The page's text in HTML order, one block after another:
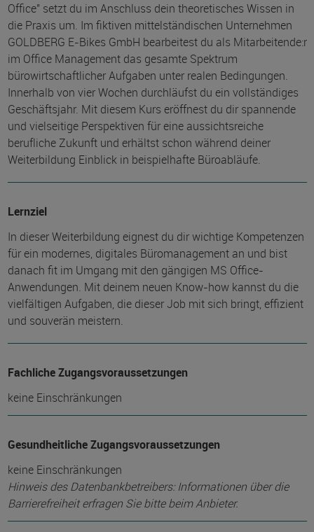
Office" setzt du im Anschluss dein theoretisches Wissen in
die Praxis um. Im fiktiven mittelständischen Unternehmen
GOLDBERG E-Bikes GmbH bearbeitest du als Mitarbeitende:r
im Office Management das gesamte Spektrum
bürowirtschaftlicher Aufgaben unter realen Bedingungen.
Innerhalb von vier Wochen durchläufst du ein vollständiges
Geschäftsjahr. Mit diesem Kurs eröffnest du dir spannende
und vielseitige Perspektiven für eine aussichtsreiche
berufliche Zukunft und erhältst schon während deiner
Weiterbildung Einblick in beispielhafte Büroabläufe.
Lernziel
In dieser Weiterbildung eignest du dir wichtige Kompetenzen
für ein modernes, digitales Büromanagement an und bist
danach fit im Umgang mit den gängigen MS Office-
Anwendungen. Mit deinem neuen Know-how kannst du die
vielfältigen Aufgaben, die dieser Job mit sich bringt, effizient
und souverän meistern.
Fachliche Zugangsvoraussetzungen
keine Einschränkungen
Gesundheitliche Zugangsvoraussetzungen
keine Einschränkungen
Hinweis des Datenbankbetreibers: Informationen über die
Barrierefreiheit erfragen Sie bitte beim Anbieter.